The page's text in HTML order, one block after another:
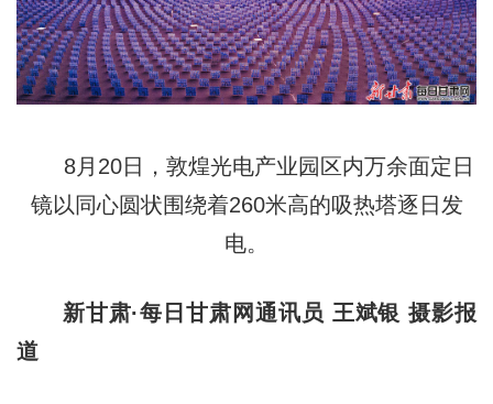
8月20日，敦煌光电产业园区内万余面定日
镜以同心圆状围绕着260米高的吸热塔逐日发
电。
新甘肃·每日甘肃网通讯员 王斌银 摄影报
道